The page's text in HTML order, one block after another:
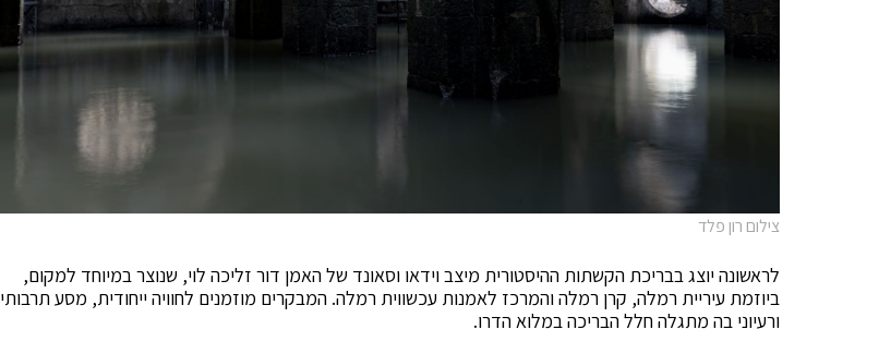
צילום רון פלד
לראשונה יוצג בבריכת הקשתות ההיסטורית מיצב וידאו וסאונד של האמן דור זליכה לוי, שנוצר במיוחד למקום,
ביוזמת עיריית רמלה, קרן רמלה והמרכז לאמנות עכשווית רמלה. המבקרים מוזמנים לחוויה ייחודית, מסע תרבותי
ורעיוני בה מתגלה חלל הבריכה במלוא הדרו.